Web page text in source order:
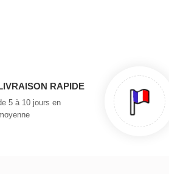
RAPIDE
5 à 10 jours en